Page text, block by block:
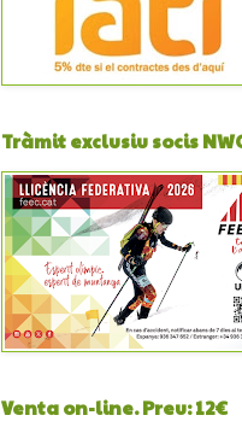
Tràmit exclusiu socis
Venta on-line. Preu: 12€